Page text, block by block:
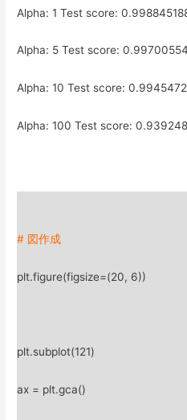
Alpha: 1 Test score:
Alpha: 5 Test score:
Alpha: 10 Test score:
Alpha: 100 Test score:
# 図作成
plt.figure(figsize=(20, 6))
plt.subplot(121)
ax = plt.gca()